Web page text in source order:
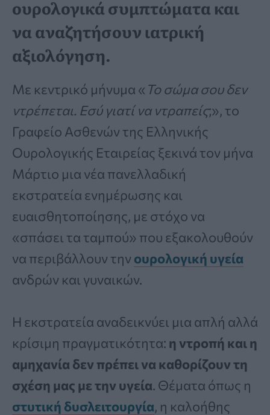
ουρολογικά συμπτώματα και
να αναζητήσουν ιατρική
αξιολόγηση.
Με κεντρικό μήνυμα « Το σώμα σου δεν
ντρέπεται. Εσύ γιατί να ντραπείς;», το
Γραφείο Ασθενών της Ελληνικής
Ουρολογικής Εταιρείας ξεκινά τον μήνα
Μάρτιο μια νέα πανελλαδική
εκστρατεία ενημέρωσης και
ευαισθητοποίησης, με στόχο να
«σπάσει τα ταμπού» που εξακολουθούν
να περιβάλλουν την ουρολογική υγεία
ανδρών και γυναικών.
Η εκστρατεία αναδεικνύει μια απλή αλλά
κρίσιμη πραγματικότητα: η ντροπή και η
αμηχανία δεν πρέπει να καθορίζουν τη
σχέση μας με την υγεία. Θέματα όπως η
στυτική δυσλειτουργία, η καλοήθης